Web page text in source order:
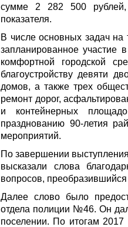
сумме 2 282 500 рублей,
показателя.
В числе основных задач
запланированное участие
комфортной городской
благоустройству девяти
домов, а также трех
ремонт дорог,
и контейнерных
празднованию 90-летия
мероприятий.
По завершении
высказали слова
вопросов,
Далее слово было
отдела полиции №46. Он
поселении. По итогам 2017